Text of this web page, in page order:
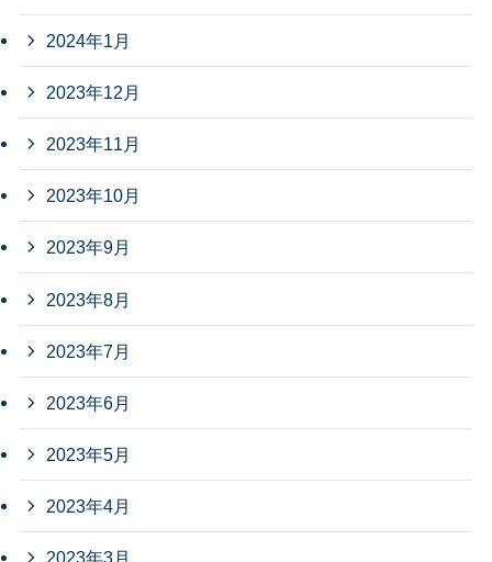
2024年1月
2023年12月
2023年11月
2023年10月
2023年9月
2023年8月
2023年7月
2023年6月
2023年5月
2023年4月